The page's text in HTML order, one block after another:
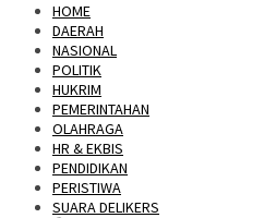
HOME
DAERAH
NASIONAL
POLITIK
HUKRIM
PEMERINTAHAN
OLAHRAGA
HR & EKBIS
PENDIDIKAN
PERISTIWA
SUARA DELIKERS